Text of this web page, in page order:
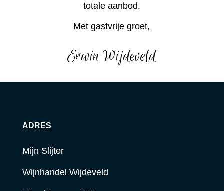
totale aanbod.
Met gastvrije groet,
Erwin Wijdeveld
ADRES
Mijn Slijter
Wijnhandel Wijdeveld